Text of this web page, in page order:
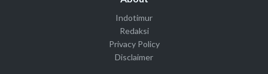
Indotimur
Redaksi
Privacy Policy
Disclaimer